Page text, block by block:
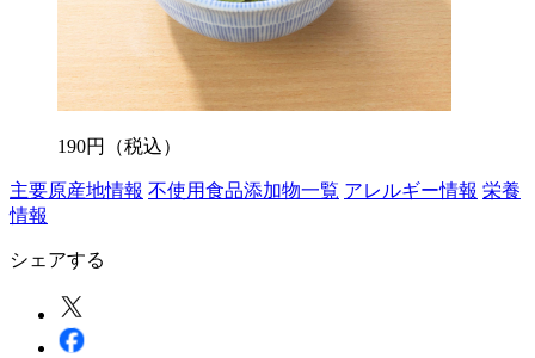
190円 （税込）
主要原産地情報 不使用食品添加物一覧 アレルギー情報 栄養
情報
シェアする